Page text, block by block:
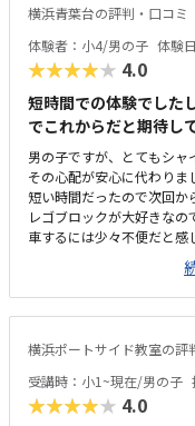
横浜青葉台の評判・口コミ
体験者：小4/男の子 体験
★★★★★ 4.0
短時間での体験でした
でこれからだと期待し
男の子ですが、とてもシ
その心配が安心に代わりま
短い時間だったので次回か
レゴブロックが大好きな
車するには少々不便だと感
問題ないと感じましたし
いた雰囲気でしたが、作
思いました。せめて1か月
と、プログラミング教室
ないかと思います。
横浜ポートサイド教室の評
受講時：小1~現在/男の子
★★★★★ 4.0